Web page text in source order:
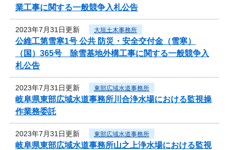
業工事に関する一般競争入札公告
2023年7月31日更新 大垣土木事務所
公維工第雪寒1号 公共 防災・安全交付金（雪寒）
（国）365号 除雪基地外構工事に関する一般競争入
札公告
2023年7月31日更新 東部広域水道事務所
岐阜県東部広域水道事務所川合浄水場における監視操
作業務委託
2023年7月31日更新 東部広域水道事務所
岐阜県東部広域水道事務所山之上浄水場における監視